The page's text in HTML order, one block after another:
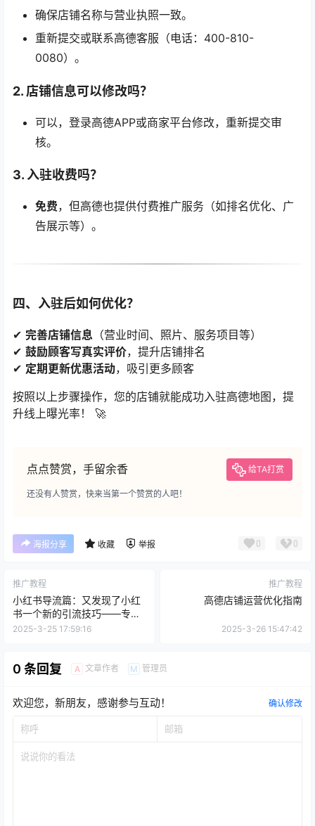
确保店铺名称与营业执照一致。
重新提交或联系高德客服（电话：400-810-
0080）。
2. 店铺信息可以修改吗？
可以，登录高德APP或商家平台修改，重新提交审
核。
3. 入驻收费吗？
免费，但高德也提供付费推广服务（如排名优化、广
告展示等）。
四、入驻后如何优化？
✔ 完善店铺信息 （营业时间、照片、服务项目等）
✔ 鼓励顾客写真实评价，提升店铺排名
✔ 定期更新优惠活动，吸引更多顾客
按照以上步骤操作，您的店铺就能成功入驻高德地图，提
升线上曝光率！ 🚀
点点赞赏，手留余香 给TA打赏
还没有人赞赏，快来当第一个赞赏的人吧！
海报分享 收藏 举报 0 0
推广教程
小红书导流篇：又发现了小红
书一个新的引流技巧——专辑
引流
2025-3-25 17:59:16
推广教程
高德店铺运营优化指南
2025-3-26 15:47:42
0 条回复 A 文章作者 M 管理员
欢迎您，新朋友，感谢参与互动！ 确认修改